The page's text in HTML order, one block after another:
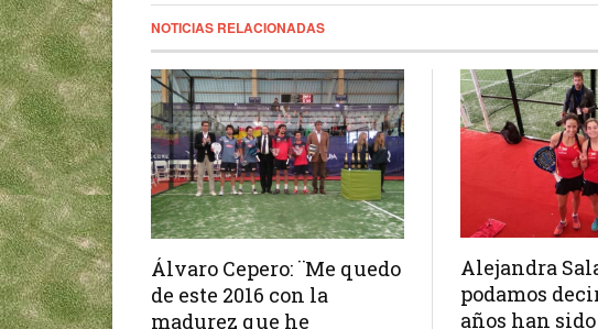
NOTICIAS RELACIONADAS
Álvaro Cepero: ¨Me quedo
de este 2016 con la
madurez que he
Alejandra
podamos
años han